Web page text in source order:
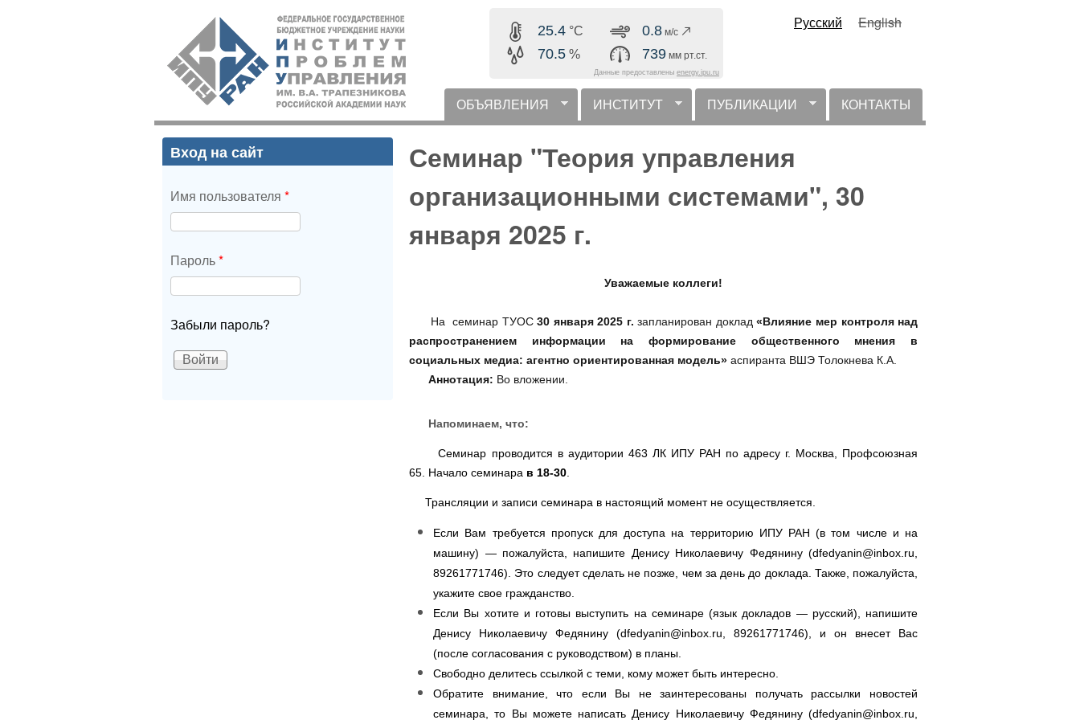
содержанию
ИПУ
РАН
25.4 °C
70.5 %
0.8 м/с
739 мм рт.ст.
Данные предоставлены energy.ipu.ru
Русский English
горизонтальное меню
ОБЪЯВЛЕНИЯ ИНСТИТУТ ПУБЛИКАЦИИ КОНТАКТЫ
Семинар "Теория управления
организационными системами", 30
января 2025 г.
Уважаемые коллеги!
На семинар ТУОС30 января 2025 г. запланирован доклад«Влияние мер контроля над
распространением информации на формирование общественного мнения в
социальных медиа: агентно ориентированная модель» аспиранта ВШЭ Толокнева К.А.
Аннотация: Во вложении.
Напоминаем, что:
Семинар проводится в аудитории 463 ЛК ИПУ РАН по адресу г. Москва, Профсоюзная
65. Начало семинара в 18-30
Трансляции и записи семинара в настоящий момент не осуществляется.
Если Вам требуется пропуск для доступа на территорию ИПУ РАН (в том числе и на
машину) — пожалуйста, напишите Денису Николаевичу Федянину (dfedyanin@inbox.ru
89261771746). Это следует сделать не позже, чем за день до доклада. Также, пожалуйста,
укажите свое гражданство.
Если Вы хотите и готовы выступить на семинаре (язык докладов — русский), напишите
Денису Николаевичу Федянину (dfedyanin@inbox.ru , 89261771746), и он внесет Вас
(после согласования с руководством) в планы.
Свободно делитесь ссылкой с теми, кому может быть интересно.
Обратите внимание, что если Вы не заинтересованы получать рассылки новостей
семинара, то Вы можете написать Денису Николаевичу Федянину (dfedyanin@inbox.ru
Вход на сайт
Имя пользователя *
Пароль*
Забыли пароль?